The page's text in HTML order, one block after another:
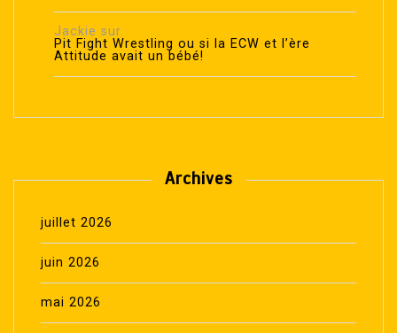
Jackie sur
Pit Fight Wrestling ou si la ECW et l’ère
Attitude avait un bébé!
Archives
juillet 2026
juin 2026
mai 2026